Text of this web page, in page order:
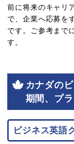
前に将来のキャリ
で、企業へ応募を
です。ご参考まで
す。
カナダの
期間、プ
ビジネス英語